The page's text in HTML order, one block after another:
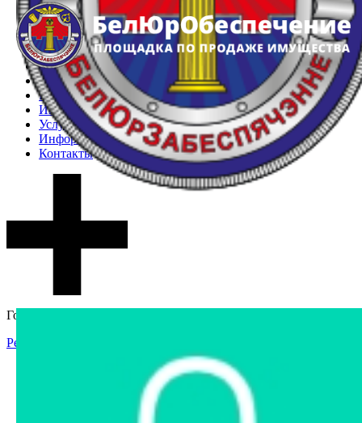
Главная
Арестованное имущество
Реестр несостоявшихся торгов
Реестр переоценок
Частное имущество
Государственное имущество
Интернет-магазин
Интернет-витрина
Услуги
Информация
Контакты
Гостевой доступ
Регистрация
Интернет-магазин
Интернет-витрина